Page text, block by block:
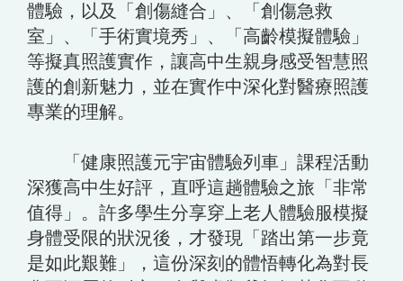
體驗，以及「創傷縫合」、「創傷急救
室」、「手術實境秀」、「高齡模擬體驗」
等擬真照護實作，讓高中生親身感受智慧照
護的創新魅力，並在實作中深化對醫療照護
專業的理解。
「健康照護元宇宙體驗列車」課程活動
深獲高中生好評，直呼這趟體驗之旅「非常
值得」。許多學生分享穿上老人體驗服模擬
身體受限的狀況後，才發現「踏出第一步竟
是如此艱難」，這份深刻的體悟轉化為對長